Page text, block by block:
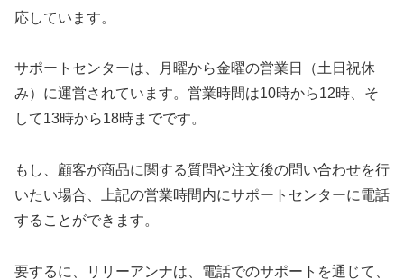
応しています。
サポートセンターは、月曜から金曜の営業日（土日祝休
み）に運営されています。営業時間は10時から12時、そ
して13時から18時までです。
もし、顧客が商品に関する質問や注文後の問い合わせを行
いたい場合、上記の営業時間内にサポートセンターに電話
することができます。
要するに、リリーアンナは、電話でのサポートを通じて、